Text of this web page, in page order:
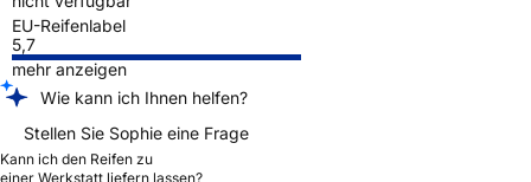
EU-Reifenlabel
5,7
mehr anzeigen
Wie kann ich Ihnen helfen?
Stellen Sie Sophie eine Frage
Kann ich den Reifen zu
einer Werkstatt liefern lassen?